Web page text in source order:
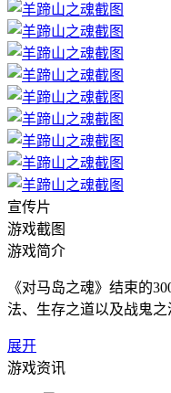
宣传片
游戏截图
游戏简介
《对马岛之魂》结束的
法、生存之道以及战鬼之
展开
游戏资讯